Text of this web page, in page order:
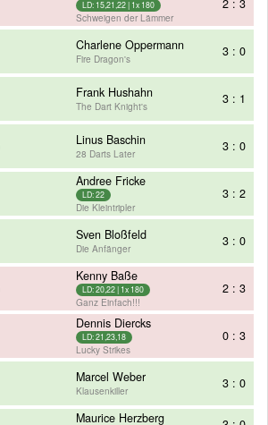
LD: 15,21,22 | 1x 180
Schweigen der Lämmer
2 : 3
Charlene Oppermann
Fire Dragon's 3 : 0
Frank Hushahn
The Dart Knight's 3 : 1
Linus Baschin
28 Darts Later 3 : 0
Andree Fricke
LD: 22
Die Kleintripler
3 : 2
Sven Bloßfeld
Die Anfänger 3 : 0
Kenny Baße
LD: 20,22 | 1x 180
Ganz Einfach!!!
2 : 3
Dennis Diercks
LD: 21,23,18
Lucky Strikes
0 : 3
Marcel Weber
Klausenkiller 3 : 0
Maurice Herzberg